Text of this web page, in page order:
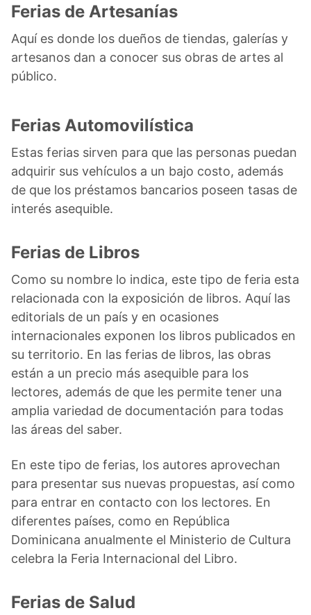
Ferias de Artesanías
Aquí es donde los dueños de tiendas, galerías y
artesanos dan a conocer sus obras de artes al
público.
Ferias Automovilística
Estas ferias sirven para que las personas puedan
adquirir sus vehículos a un bajo costo, además
de que los préstamos bancarios poseen tasas de
interés asequible.
Ferias de Libros
Como su nombre lo indica, este tipo de feria esta
relacionada con la exposición de libros. Aquí las
editorials de un país y en ocasiones
internacionales exponen los libros publicados en
su territorio. En las ferias de libros, las obras
están a un precio más asequible para los
lectores, además de que les permite tener una
amplia variedad de documentación para todas
las áreas del saber.
En este tipo de ferias, los autores aprovechan
para presentar sus nuevas propuestas, así como
para entrar en contacto con los lectores. En
diferentes países, como en República
Dominicana anualmente el Ministerio de Cultura
celebra la Feria Internacional del Libro.
Ferias de Salud